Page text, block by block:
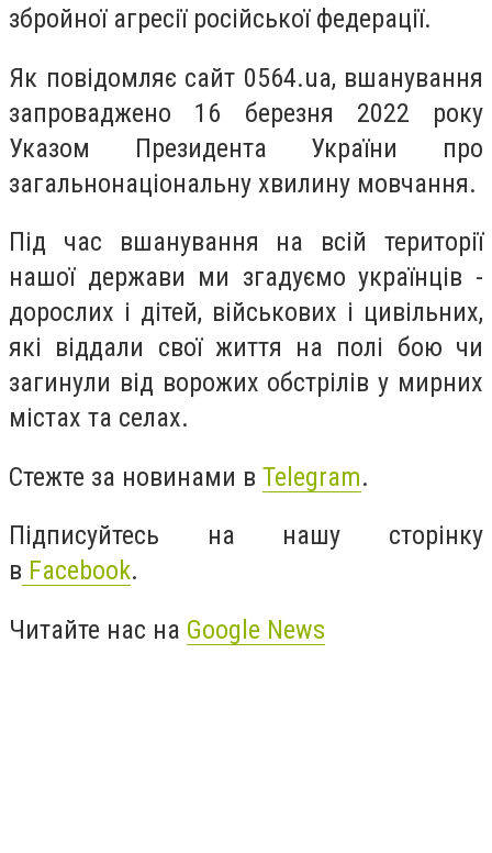
збройної агресії російської федерації.
Як повідомляє сайт 0564.ua, вшанування
запроваджено 16 березня 2022 року
Указом Президента України про
загальнонаціональну хвилину мовчання.
Під час вшанування на всій території
нашої держави ми згадуємо українців -
дорослих і дітей, військових і цивільних,
які віддали свої життя на полі бою чи
загинули від ворожих обстрілів у мирних
містах та селах.
Стежте за новинами в Telegram.
Підписуйтесь на нашу сторінку
в Facebook.
Читайте нас на Google News